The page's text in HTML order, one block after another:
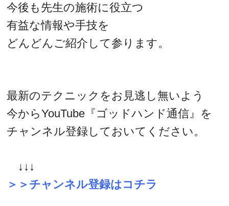
今後も先生の施術に役立つ
有益な情報や手技を
どんどんご紹介して参ります。
最新のテクニックをお見逃し無いよう
今からYouTube『ゴッドハンド通信』を
チャンネル登録しておいてください。
↓↓↓
＞＞チャンネル登録はコチラ